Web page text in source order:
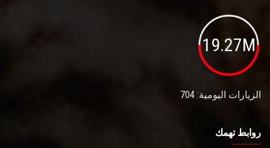
19.27M
الزيارات اليومية: 704
روابط تهمك